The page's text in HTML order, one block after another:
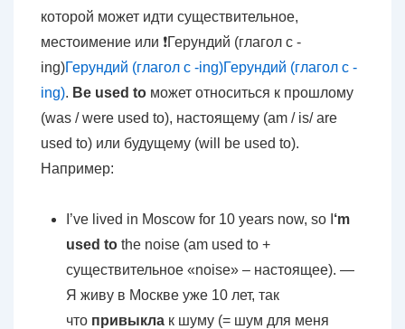
которой может идти существительное,
местоимение или ❗Герундий (глагол с -
ing)Герундий (глагол с -ing)Герундий (глагол с -
ing). Be used to может относиться к прошлому
(was / were used to), настоящему (am / is/ are
used to) или будущему (will be used to).
Например:
I’ve lived in Moscow for 10 years now, so I ‘m
used to the noise (am used to +
существительное «noise» – настоящее). —
Я живу в Москве уже 10 лет, так
что привыкла к шуму (= шум для меня